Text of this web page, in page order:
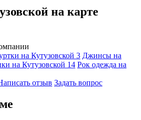
на карте
на Кутузовской 3 Джинсы на
на Кутузовской 14 Рок одежда на
отзыв Задать вопрос